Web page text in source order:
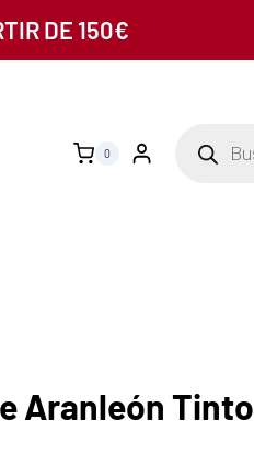
DE 150€
0
Aranleón Tinto